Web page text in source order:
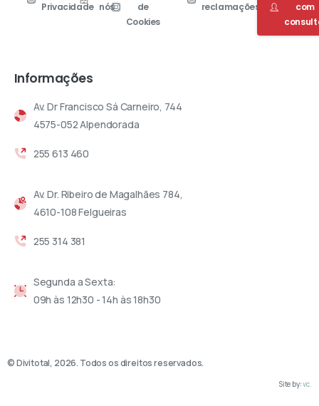
Privacidade nós
de
Cookies
reclamações
com
Informações
Av. Dr Francisco Sá Carneiro, 744
4575-052 Alpendorada
255 613 460
Av. Dr. Ribeiro de Magalhães 784,
4610-108 Felgueiras
255 314 381
Segunda a Sexta:
09h às 12h30 - 14h às 18h30
© Divitotal, 2026. Todos os direitos reservados.
Site by:vc.